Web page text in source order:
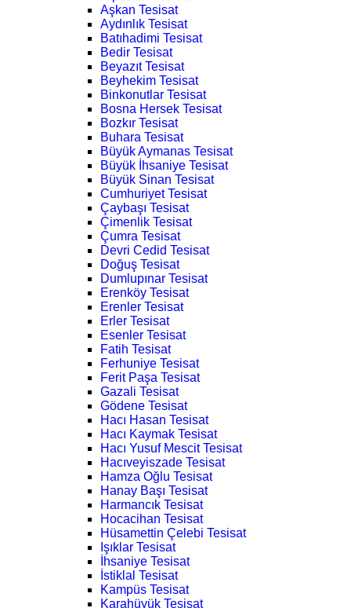
Aşkan Tesisat
Aydınlık Tesisat
Batıhadimi Tesisat
Bedir Tesisat
Beyazıt Tesisat
Beyhekim Tesisat
Binkonutlar Tesisat
Bosna Hersek Tesisat
Bozkır Tesisat
Buhara Tesisat
Büyük Aymanas Tesisat
Büyük İhsaniye Tesisat
Büyük Sinan Tesisat
Cumhuriyet Tesisat
Çaybaşı Tesisat
Çimenlik Tesisat
Çumra Tesisat
Devri Cedid Tesisat
Doğuş Tesisat
Dumlupınar Tesisat
Erenköy Tesisat
Erenler Tesisat
Erler Tesisat
Esenler Tesisat
Fatih Tesisat
Ferhuniye Tesisat
Ferit Paşa Tesisat
Gazali Tesisat
Gödene Tesisat
Hacı Hasan Tesisat
Hacı Kaymak Tesisat
Hacı Yusuf Mescit Tesisat
Hacıveyiszade Tesisat
Hamza Oğlu Tesisat
Hanay Başı Tesisat
Harmancık Tesisat
Hocacihan Tesisat
Hüsamettin Çelebi Tesisat
Işıklar Tesisat
İhsaniye Tesisat
İstiklal Tesisat
Kampüs Tesisat
Karahüyük Tesisat